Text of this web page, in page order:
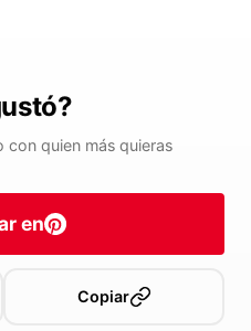
con quien más quieras
en
Copiar